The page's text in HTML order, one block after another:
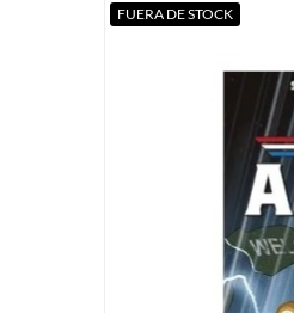
FUERA DE STOCK